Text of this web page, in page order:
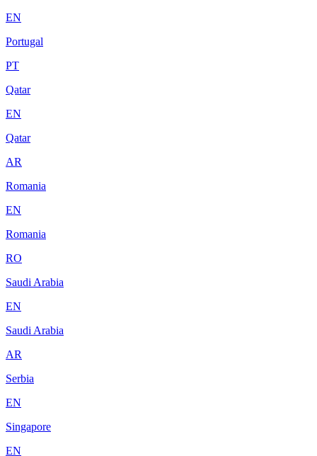
EN
Portugal
PT
Qatar
EN
Qatar
AR
Romania
EN
Romania
RO
Saudi Arabia
EN
Saudi Arabia
AR
Serbia
EN
Singapore
EN